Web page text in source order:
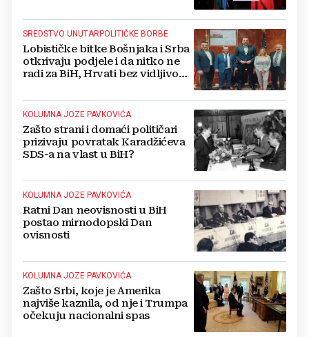
SREDSTVO UNUTARPOLITIČKE BORBE
Lobističke bitke Bošnjaka i Srba
otkrivaju podjele i da nitko ne
radi za BiH, Hrvati bez vidljivog
KOLUMNA JOZE PAVKOVIĆA
Zašto strani i domaći političari
prizivaju povratak Karadžićeva
SDS-a na vlast u BiH?
KOLUMNA JOZE PAVKOVIĆA
Ratni Dan neovisnosti u BiH
postao mirnodopski Dan
ovisnosti
KOLUMNA JOZE PAVKOVIĆA
Zašto Srbi, koje je Amerika
najviše kaznila, od nje i Trumpa
očekuju nacionalni spas